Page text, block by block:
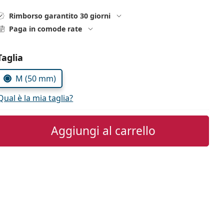
Rimborso garantito 30 giorni
Paga in comode rate
i parametri
M (50 mm)
è la mia taglia?
Aggiungi al carrello